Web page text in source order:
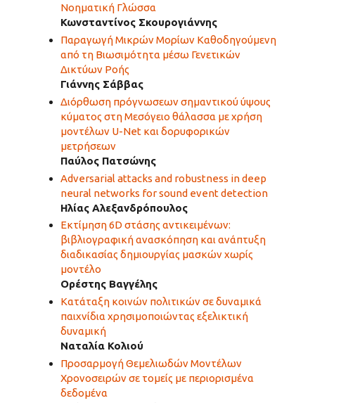
Νοηματική Γλώσσα
Κωνσταντίνος Σκουρογιάννης
Παραγωγή Μικρών Μορίων Καθοδηγούμενη
από τη Βιωσιμότητα μέσω Γενετικών
Δικτύων Ροής
Γιάννης Σάββας
Διόρθωση πρόγνωσεων σημαντικού ύψους
κύματος στη Μεσόγειο θάλασσα με χρήση
μοντέλων U-Net και δορυφορικών
μετρήσεων
Παύλος Πατσώνης
Adversarial attacks and robustness in deep
neural networks for sound event detection
Ηλίας Αλεξανδρόπουλος
Εκτίμηση 6D στάσης αντικειμένων:
βιβλιογραφική ανασκόπηση και ανάπτυξη
διαδικασίας δημιουργίας μασκών χωρίς
μοντέλο
Ορέστης Βαγγέλης
Κατάταξη κοινών πολιτικών σε δυναμικά
παιχνίδια χρησιμοποιώντας εξελικτική
δυναμική
Ναταλία Κολιού
Προσαρμογή Θεμελιωδών Μοντέλων
Χρονοσειρών σε τομείς με περιορισμένα
δεδομένα